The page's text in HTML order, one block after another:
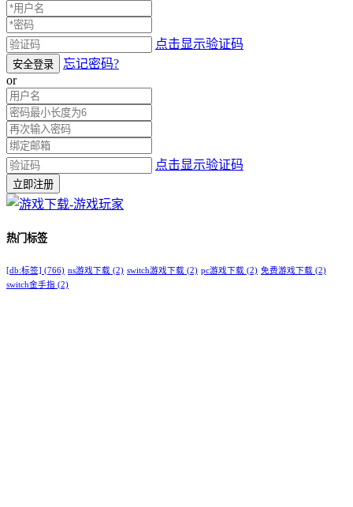
点击显示验证码
安全登录
忘记密码?
or
点击显示验证码
立即注册
热门标签
[db:标签] (766) ns游戏下载 (2) switch游戏下载 (2) pc游戏下载 (2) 免费游戏下载 (2)
switch金手指 (2)